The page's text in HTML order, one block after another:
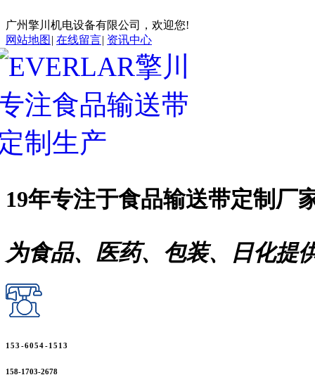
广州擎川机电设备有限公司，欢迎您!
网站地图 | 在线留言| 资讯中心
19年专注于食品输送带定制厂
为食品、医药、包装、日化提
153-6054-1513
158-1703-2678